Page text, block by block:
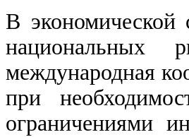
В экономической
национальных
международная
при
ограничениями